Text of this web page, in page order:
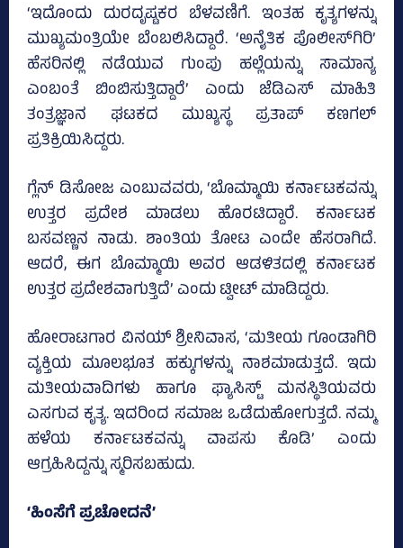
‘ಇದೊಂದು ದುರದೃಷ್ಟಕರ ಬೆಳವಣಿಗೆ. ಇಂತಹ ಕೃತ್ಯಗಳನ್ನು
ಮುಖ್ಯಮಂತ್ರಿಯೇ ಬೆಂಬಲಿಸಿದ್ದಾರೆ. ‘ಅನೈತಿಕ ಪೊಲೀಸ್‌ಗಿರಿ’
ಹೆಸರಿನಲ್ಲಿ ನಡೆಯುವ ಗುಂಪು ಹಲ್ಲೆಯನ್ನು ಸಾಮಾನ್ಯ
ಎಂಬಂತೆ ಬಿಂಬಿಸುತ್ತಿದ್ದಾರೆ’ ಎಂದು ಜೆಡಿಎಸ್‌ ಮಾಹಿತಿ
ತಂತ್ರಜ್ಞಾನ ಘಟಕದ ಮುಖ್ಯಸ್ಥ ಪ್ರತಾಪ್‌ ಕಣಗಲ್‌
ಪ್ರತಿಕ್ರಿಯಿಸಿದ್ದರು.
ಗ್ಲೆನ್ ಡಿಸೋಜ ಎಂಬುವವರು, ‘ಬೊಮ್ಮಾಯಿ ಕರ್ನಾಟಕವನ್ನು
ಉತ್ತರ ಪ್ರದೇಶ ಮಾಡಲು ಹೊರಟಿದ್ದಾರೆ. ಕರ್ನಾಟಕ
ಬಸವಣ್ಣನ ನಾಡು. ಶಾಂತಿಯ ತೋಟ ಎಂದೇ ಹೆಸರಾಗಿದೆ.
ಆದರೆ, ಈಗ ಬೊಮ್ಮಾಯಿ ಅವರ ಆಡಳಿತದಲ್ಲಿ ಕರ್ನಾಟಕ
ಉತ್ತರ ಪ್ರದೇಶವಾಗುತ್ತಿದೆ’ ಎಂದು ಟ್ವೀಟ್‌ ಮಾಡಿದ್ದರು.
ಹೋರಾಟಗಾರ ವಿನಯ್‌ ಶ್ರೀನಿವಾಸ, ‘ಮತೀಯ ಗೂಂಡಾಗಿರಿ
ವ್ಯಕ್ತಿಯ ಮೂಲಭೂತ ಹಕ್ಕುಗಳನ್ನು ನಾಶಮಾಡುತ್ತದೆ. ಇದು
ಮತೀಯವಾದಿಗಳು ಹಾಗೂ ಫ್ಯಾಸಿಸ್ಟ್‌ ಮನಸ್ಥಿತಿಯವರು
ಎಸಗುವ ಕೃತ್ಯ. ಇದರಿಂದ ಸಮಾಜ ಒಡೆದುಹೋಗುತ್ತದೆ. ನಮ್ಮ
ಹಳೆಯ ಕರ್ನಾಟಕವನ್ನು ವಾಪಸು ಕೊಡಿ’ ಎಂದು
ಆಗ್ರಹಿಸಿದ್ದನ್ನು ಸ್ಮರಿಸಬಹುದು.
‘ಹಿಂಸೆಗೆ ಪ್ರಚೋದನೆ’